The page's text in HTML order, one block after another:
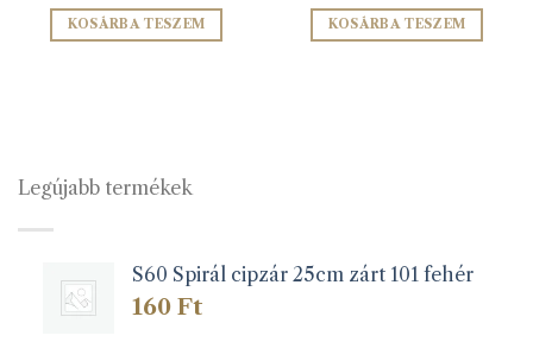
KOSÁRBA TESZEM KOSÁRBA TESZEM
Legújabb termékek
S60 Spirál cipzár 25cm zárt 101 fehér
160 Ft